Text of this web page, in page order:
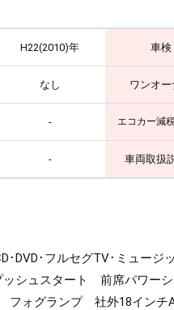
H22(2010)年 車検
なし ワンオー
- エコカー減
- 車両取扱
･DVD･フルセグTV･ミュ
シュスタート 前席パワー
フォグランプ 社外18インチ